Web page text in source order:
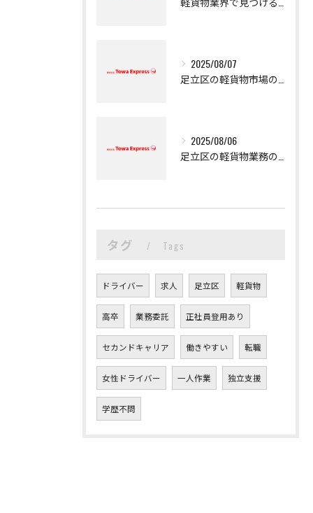
2025/08/07
2025/08/06
タグ Tags
ドライバー 求人 足立区 軽貨物
高卒 業務委託 正社員登用あり
セカンドキャリア 働きやすい 転職
女性ドライバー 一人作業 独立支援
学歴不問